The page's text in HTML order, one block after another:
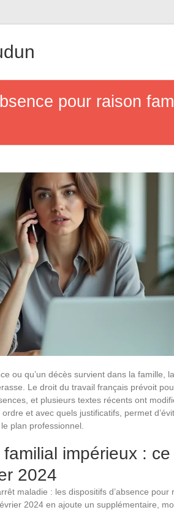
pour raison
ou qu’un décès survient dans la famille,
Le droit du travail français prévoit
et plusieurs textes récents ont
et avec quels justificatifs, permet
plan professionnel.
impérieux :
2024
maladie : les dispositifs d’absence pour
2024 en ajoute un supplémentaire,